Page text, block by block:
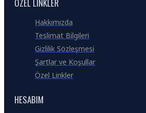
ÖZEL LINKLER
Hakkımızda
Teslimat Bilgileri
Gizlilik Sözleşmesi
Şartlar ve Koşullar
Özel Linkler
HESABIM